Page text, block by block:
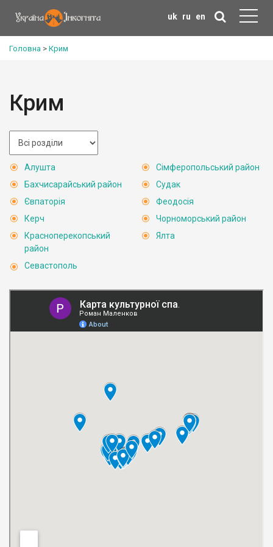
uk ru en
Головна > Крим
Крим
Алушта
Бахчисарайський район
Євпаторія
Керч
Красноперекопський
район
Севастополь
Сімферопольський район
Судак
Феодосія
Чорноморський район
Ялта